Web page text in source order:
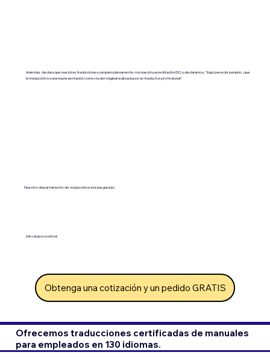
Además, declara que nuestras traducciones cumplen plenamente con nuestra acreditación ISO y declaramos, "bajo pena de perjurio, que
la traducción es una representación correcta del original realizada por un traductor profesional".
Nuestro departamento de traducción está asegurado.
¡Sin cargos ocultos!
Obtenga una cotización y un pedido GRATIS
Ofrecemos traducciones certificadas de manuales
para empleados en 130 idiomas.